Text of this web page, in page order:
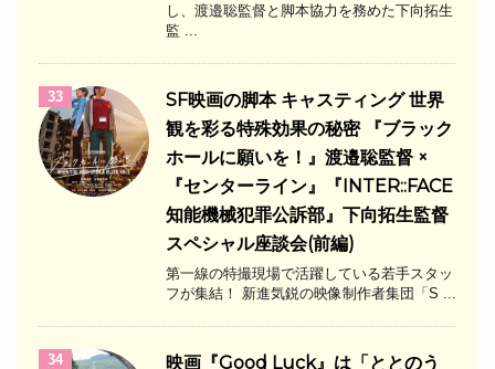
し、渡邉聡監督と脚本協力を務めた下向拓生
監 ...
33
SF映画の脚本 キャスティング 世界
観を彩る特殊効果の秘密 『ブラック
ホールに願いを！』渡邉聡監督 ×
『センターライン』『INTER::FACE
知能機械犯罪公訴部』下向拓生監督
スペシャル座談会(前編)
第一線の特撮現場で活躍している若手スタッ
フが集結！ 新進気鋭の映像制作者集団「S ...
34
映画『Good Luck』は「ととのう